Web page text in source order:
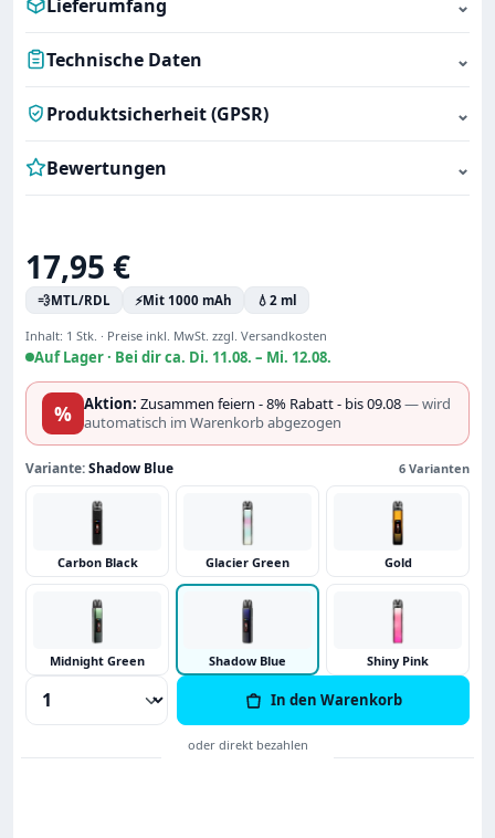
Lieferumfang ⌄
Technische Daten ⌄
Produktsicherheit (GPSR) ⌄
Bewertungen ⌄
Regulärer Preis:
17,95 €
💨MTL/RDL ⚡Mit 1000 mAh 💧 2 ml
Inhalt: 1 Stk. · Preise inkl. MwSt. zzgl. Versandkosten
Auf Lager · Bei dir ca. Di. 11.08. – Mi. 12.08.
% Aktion: Zusammen feiern - 8% Rabatt - bis 09.08— wird
automatisch im Warenkorb abgezogen
Variante:Shadow Blue 6 Varianten
Carbon Black Glacier Green Gold
Midnight Green Shadow Blue Shiny Pink
Produkt Anzahl: Gib den gewünschten
In den Warenkorb